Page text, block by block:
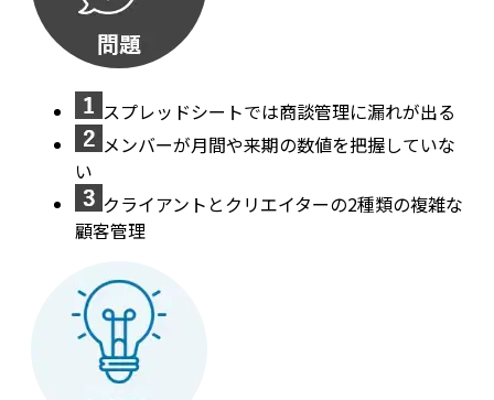
スプレッドシートでは商談管理に漏れが出る
メンバーが月間や来期の数値を把握していな
い
クライアントとクリエイターの2種類の複雑な
顧客管理